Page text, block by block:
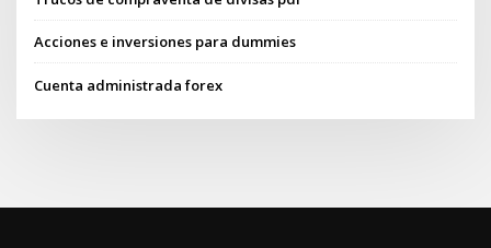
Acciones e inversiones para dummies
Cuenta administrada forex